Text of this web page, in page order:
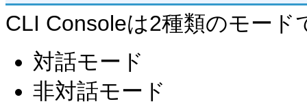
CLI Consoleは2種類のモード
対話モード
非対話モード